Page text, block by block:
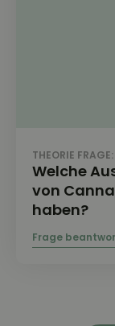
THEORIE
Welche
von
haben?